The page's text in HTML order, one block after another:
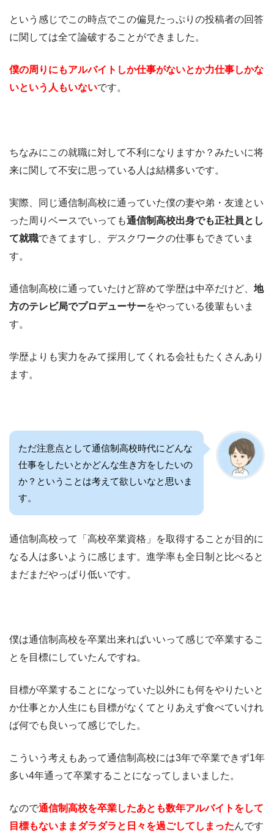
という感じでこの時点でこの偏見たっぷりの投稿者の回答
に関しては全て論破することができました。
僕の周りにもアルバイトしか仕事がないとか力仕事しかな
いという人もいないです。
ちなみにこの就職に対して不利になりますか？みたいに将
来に関して不安に思っている人は結構多いです。
実際、同じ通信制高校に通っていた僕の妻や弟・友達とい
った周りベースでいっても通信制高校出身でも正社員とし
て就職できてますし、デスクワークの仕事もできていま
す。
通信制高校に通っていたけど辞めて学歴は中卒だけど、 地
方のテレビ局でプロデューサーをやっている後輩もいま
す。
学歴よりも実力をみて採用してくれる会社もたくさんあり
ます。
ただ注意点として通信制高校時代にどんな
仕事をしたいとかどんな生き方をしたいの
か？ということは考えて欲しいなと思いま
す。
通信制高校って「高校卒業資格」を取得することが目的に
なる人は多いように感じます。進学率も全日制と比べると
まだまだやっぱり低いです。
僕は通信制高校を卒業出来ればいいって感じで卒業するこ
とを目標にしていたんですね。
目標が卒業することになっていた以外にも何をやりたいと
か仕事とか人生にも目標がなくてとりあえず食べていけれ
ば何でも良いって感じでした。
こういう考えもあって通信制高校には3年で卒業できず1年
多い4年通って卒業することになってしまいました。
なので通信制高校を卒業したあとも数年アルバイトをして
目標もないままダラダラと日々を過ごしてしまったんです